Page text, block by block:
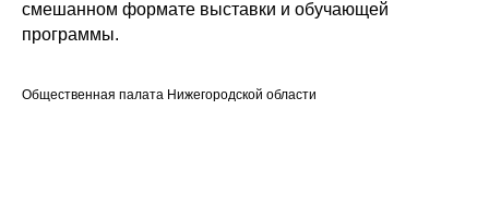
смешанном формате выставки и обучающей
программы.
Общественная палата Нижегородской области